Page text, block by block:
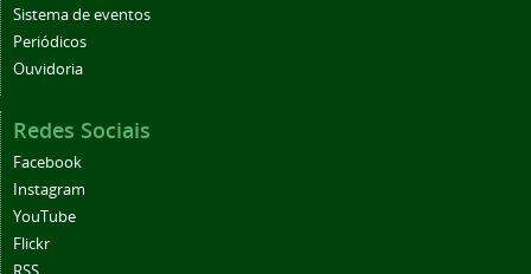
Sistema de eventos
Periódicos
Ouvidoria
Redes Sociais
Facebook
Instagram
YouTube
Flickr